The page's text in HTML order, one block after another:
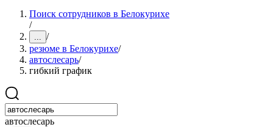
Поиск сотрудников в Белокурихе
/
... /
резюме в Белокурихе/
автослесарь/
гибкий график
автослесарь